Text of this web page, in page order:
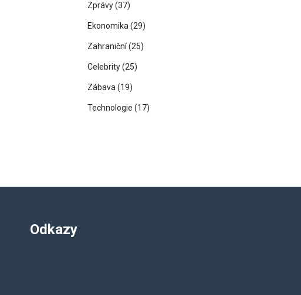
Zprávy(37)
Ekonomika (29)
Zahraniční(25)
Celebrity(25)
Zábava (19)
Technologie (17)
Odkazy